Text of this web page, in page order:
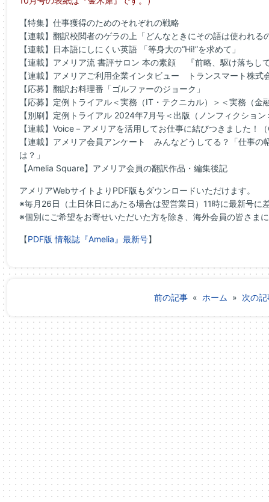
【特集】仕事獲得のためのそれぞれの戦略
【連載】翻訳校閲者のゲラの上「どんなときにその語は使われ
【連載】日本語にしにくい英語 「等身大の“Hi!”を求めて」
【連載】アメリア流 書評サロン 本の素顔 『前略、駆け落ちし
【連載】アメリアご利用企業インタビュー トランスマート株式
【応募】翻訳お料理番「ゴルファーのジョーク」
【応募】定例トライアル＜実務（IT・テクニカル）＞＜実務（金
【別刷】定例トライアル 2024年7月号＜出版（ノンフィクショ
【連載】Voice－アメリアを活用してお仕事に結びつきました！
【連載】アメリア会員アンケート みんなどうしてる？「仕事の
は？」
【Amelia Square】アメリア会員の翻訳作品・編集後記
アメリアWebサイトよりPDF版もダウンロードいただけます。
※毎月26日（土日休日にあたる場合は翌営業日）11時に最新号に
※個別にご希望をお寄せいただいた方を除き、 海外会員の皆さま
【PDF版 情報誌『Amelia』最新号】
前の記事 « ホーム » 次の